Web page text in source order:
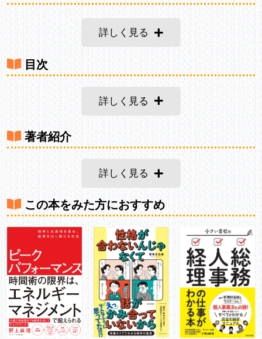
詳しく見る
目次
詳しく見る
著者紹介
詳しく見る
この本をみた方におすすめ